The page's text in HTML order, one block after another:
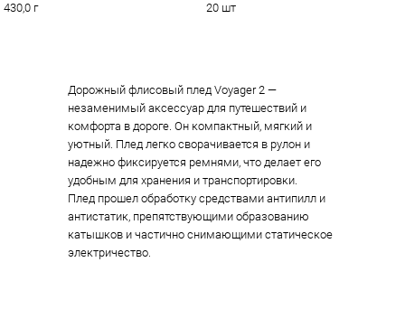
430,0 г
20 шт
Дорожный флисовый плед Voyager 2 —
незаменимый аксессуар для путешествий и
комфорта в дороге. Он компактный, мягкий и
уютный. Плед легко сворачивается в рулон и
надежно фиксируется ремнями, что делает его
удобным для хранения и транспортировки.
Плед прошел обработку средствами антипилл и
антистатик, препятствующими образованию
катышков и частично снимающими статическое
электричество.